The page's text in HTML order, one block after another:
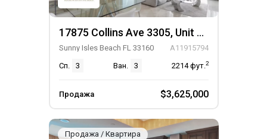
17875 Collins Ave 3305, Unit 3305
Sunny Isles Beach FL 33160
A11915794
Сп.
3 Ван. 3 2214фут.2
Продажа $3,625,000
Продажа / Квартира